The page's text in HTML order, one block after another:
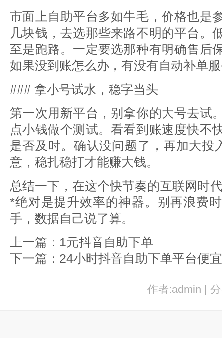
市面上自助平台多如牛毛，价格也是
几块钱，去选那些来路不明的平台。
至是跑路。一定要选那种有明确售后
如果没到账怎么办，有没有自动补单
### 拿小号试水，稳字当头
第一次用新平台，别拿你的大号去试
点小钱做个测试。看看到账速度快不
是否及时。确认没问题了，再加大投
意，稳扎稳打才能赚大钱。
总结一下，在这个快节奏的互联网时
*绝对是提升效率的神器。别再浪费
手，数据自己说了算。
上一篇：1元抖音自助下单
下一篇：24小时抖音自助下单平台便宜
作者:admin |